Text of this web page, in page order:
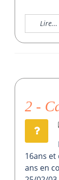
Lire...
2 -
16ans et
ans en